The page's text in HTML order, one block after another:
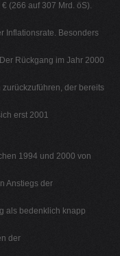
(266 auf 307 Mrd. öS).
Inflationsrate. Besonders
Rückgang im Jahr 2000
der bereits
erst 2001
1994 und 2000 von
Anstiegs der
als bedenklich knapp
der